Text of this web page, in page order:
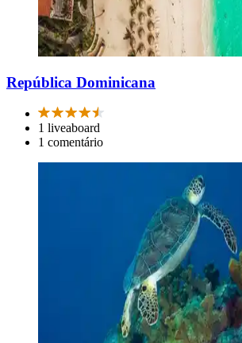
República Dominicana
1 liveaboard
1 comentário